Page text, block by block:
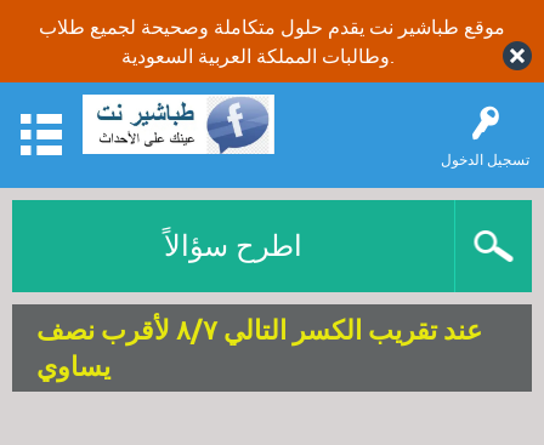
موقع طباشير نت يقدم حلول متكاملة وصحيحة لجميع طلاب
تسجيل الدخول
اطرح سؤالاً
عند تقريب الكسر التالي ٨/٧ لأقرب نصف
يساوي